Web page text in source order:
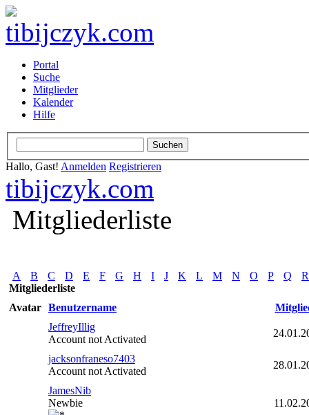
Portal
Suche
Mitglieder
Kalender
Hilfe
Hallo, Gast! Anmelden Registrieren
tibijczyk.com
Mitgliederliste
A B C D E F G H I J K L M N O P Q
R
Mitgliederliste
Avatar Benutzername
JeffreyIllig
Account not Activated
jacksonfraneso7403
Account not Activated
JamesNib
Newbie